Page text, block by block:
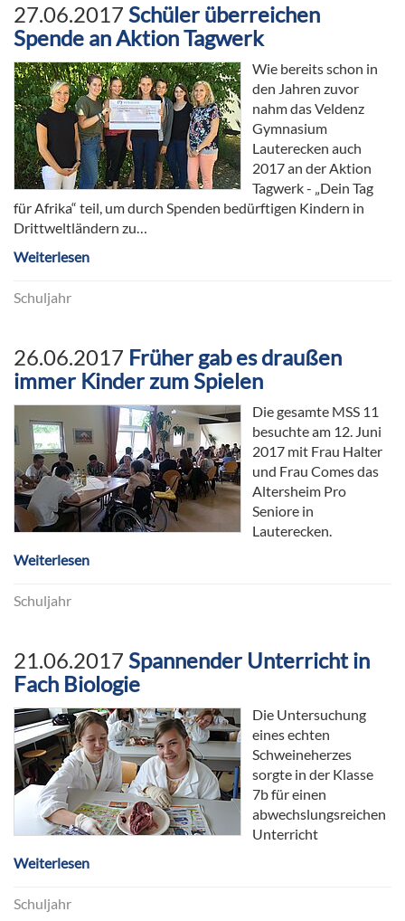
27.06.2017 Schüler überreichen
Spende an Aktion Tagwerk
Wie bereits schon in
den Jahren zuvor
nahm das Veldenz
Gymnasium
Lauterecken auch
2017 an der Aktion
Tagwerk - „Dein Tag
für Afrika“ teil, um durch Spenden bedürftigen Kindern in
Drittweltländern zu…
Weiterlesen
Schuljahr
26.06.2017 Früher gab es draußen
immer Kinder zum Spielen
Die gesamte MSS 11
besuchte am 12. Juni
2017 mit Frau Halter
und Frau Comes das
Altersheim Pro
Seniore in
Lauterecken.
Weiterlesen
Schuljahr
21.06.2017 Spannender Unterricht in
Fach Biologie
Die Untersuchung
eines echten
Schweineherzes
sorgte in der Klasse
7b für einen
abwechslungsreichen
Unterricht
Weiterlesen
Schuljahr